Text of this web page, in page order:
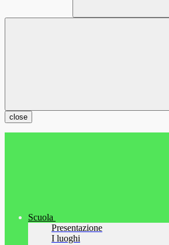
close
Scuola
Presentazione
I luoghi